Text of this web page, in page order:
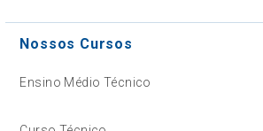
Nossos Cursos
Ensino Médio Técnico